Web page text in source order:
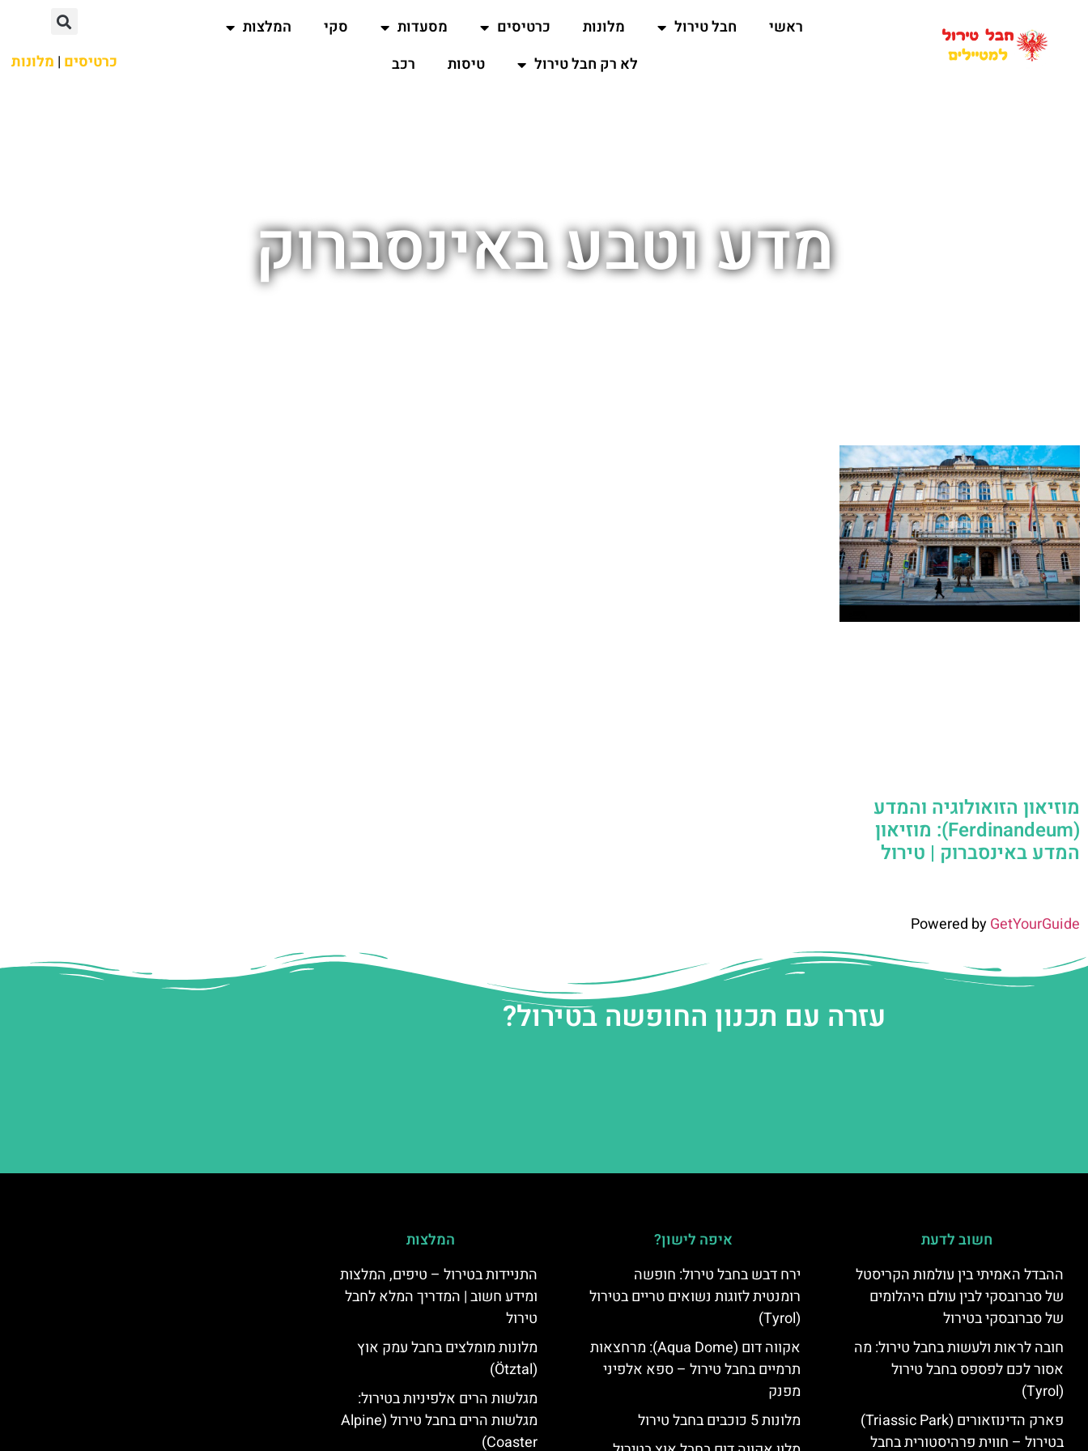
ראשי חבל טירול מלונות כרטיסים מסעדות סקי
המלצות
לא רק חבל טירול
טיסות רכב כרטיסים | מלונות
מדע וטבע באינסברוק
מוזיאון הזואולוגיה והמדע
(Ferdinandeum): מוזיאון
המדע באינסברוק | טירול
Powered byGetYourGuide
עזרה עם תכנון החופשה בטירול?
חשוב לדעת
ההבדל האמיתי בין עולמות הקריסטל
של סברובסקי לבין עולם היהלומים
של סברובסקי בטירול
חובה לראות ולעשות בחבל טירול: מה
אסור לכם לפספס בחבל טירול
(Tyrol)
פארק הדינוזאורים (Triassic Park)
בטירול – חווית פרהיסטורית בחבל
איפה לישון?
ירח דבש בחבל טירול: חופשה
רומנטית לזוגות נשואים טריים בטירול
(Tyrol)
אקווה דום (Aqua Dome): מרחצאות
תרמיים בחבל טירול – ספא אלפיני
מפנק
מלונות 5 כוכבים בחבל טירול
המלצות
התניידות בטירול – טיפים, המלצות
ומידע חשוב | המדריך המלא לחבל
טירול
מלונות מומלצים בחבל עמק אוץ
(Ötztal)
מגלשות הרים אלפיניות בטירול:
מגלשות הרים בחבל טירול (Alpine
Coaster)